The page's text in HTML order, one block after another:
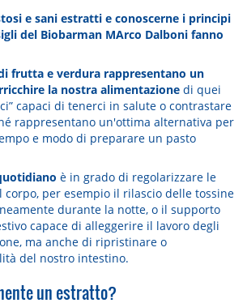
e sani estratti e conoscerne i principi
del Biobarman MArco Dalboni fanno
frutta e verdura rappresentano un
la nostra alimentazione di quei
capaci di tenerci in salute o contrastare
rappresentano un'ottima alternativa per
e modo di preparare un pasto
è in grado di regolarizzare le
per esempio il rilascio delle tossine
durante la notte, o il supporto
capace di alleggerire il lavoro degli
ma anche di ripristinare o
del nostro intestino.
un estratto?